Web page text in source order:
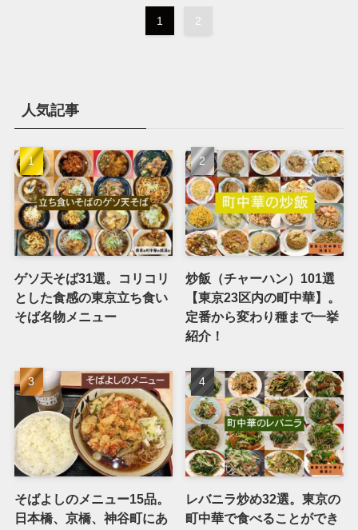
1 2
人気記事
ゲソ天そば31選。コリコリ
とした食感の東京立ち食い
そば名物メニュー
炒飯（チャーハン）101選
【東京23区内の町中華】。
定番から変わり種まで一挙
紹介！
そばよしのメニュー15品。
日本橋、京橋、神谷町にあ
レバニラ炒め32選。東京の
町中華で食べることができ